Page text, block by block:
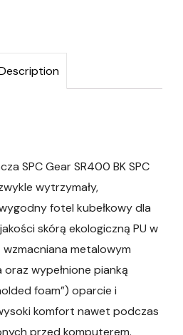
SPC Gear SR400 BK SPC
wytrzymały,
fotel kubełkowy dla
skórą ekologiczną PU w
metalowym
wypełnione pianką
foam”) oparcie i
komfort nawet podczas
przed komputerem.